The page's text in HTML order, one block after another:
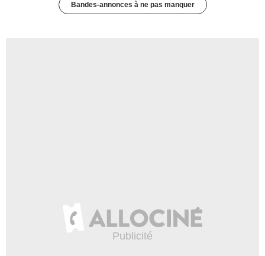
Bandes-annonces à ne pas manquer